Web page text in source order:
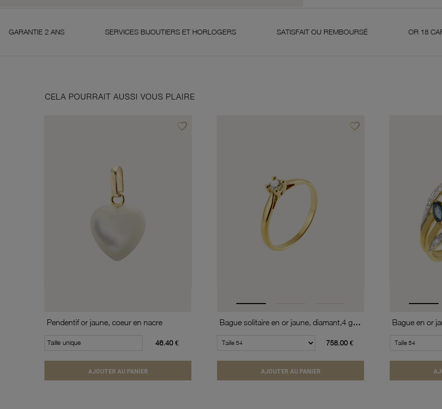
2 ANS SERVICES BIJOUTIERS ET HORLOGERS SATISFAIT OU REMBOURSÉ OR 18 CARATS 750
CELA POURRAIT AUSSI VOUS PLAIRE
favorite_borderAjouter à vos favoris
Pendentif or jaune, coeur en nacre
Taille unique 46.40 €
AJOUTER AU PANIER
favorite_borderAjouter à vos favoris
Bague solitaire en or jaune, diamant,4 griffes
758.00 €
AJOUTER AU PANIER